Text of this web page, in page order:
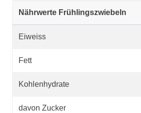
Nährwerte Frühlingszwiebeln
Eiweiss
Fett
Kohlenhydrate
davon Zucker